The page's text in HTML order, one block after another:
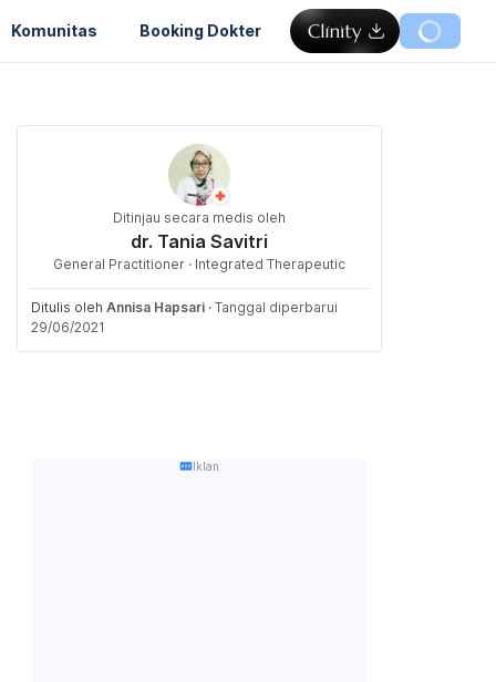
Komunitas Booking Dokter
Ditinjau secara medis oleh
dr. Tania Savitri
General Practitioner · Integrated Therapeutic
Ditulis oleh Annisa Hapsari · Tanggal diperbarui
29/06/2021
Iklan